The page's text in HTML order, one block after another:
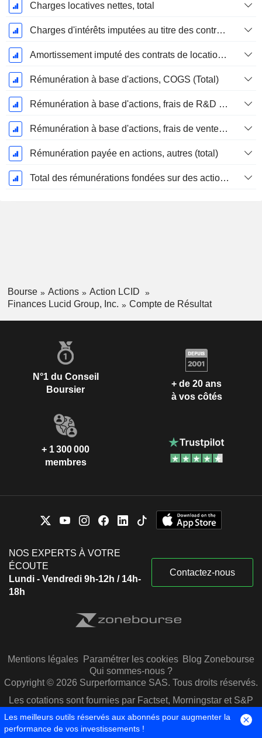
Charges locatives nettes, total
Charges d'intérêts imputées au titre des contrats de location
Amortissement imputé des contrats de location simple
Rémunération à base d'actions, COGS (Total)
Rémunération à base d'actions, frais de R&D (total)
Rémunération à base d'actions, frais de vente et d'administration (total)
Rémunération payée en actions, autres (total)
Total des rémunérations fondées sur des actions
Bourse Actions
Action LCID
Finances Lucid Group, Inc.
Compte de Résultat
N°1 du Conseil
Boursier
+ de 20 ans
à vos côtés
+ 1 300 000
membres
NOS EXPERTS À VOTRE
ÉCOUTE
Lundi - Vendredi 9h-12h / 14h-
18h
Contactez-nous
Mentions légales Paramétrer les cookies Blog Zonebourse
Qui sommes-nous ?
Copyright © 2026 Surperformance SAS. Tous droits réservés.
Les cotations sont fournies par Factset, Morningstar et S&P
Capital IQ
Les meilleurs outils réservés aux abonnés pour augmenter la
performance de vos investissements !